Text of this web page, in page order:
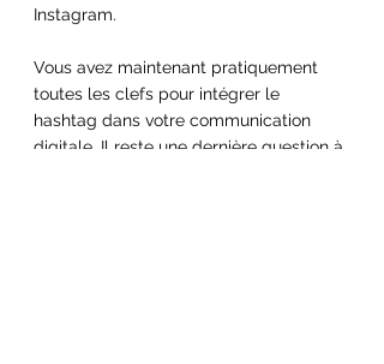
Instagram.
Vous avez maintenant pratiquement
toutes les clefs pour intégrer le
hashtag dans votre communication
digitale. Il reste une dernière question à